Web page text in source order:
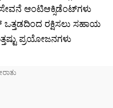
ಆಂಟಿಆಕ್ಸಿಡೆಂಟ್‌ಗಳು
ರಕ್ಷಿಸಲು ಸಹಾಯ
ಪ್ರಯೋಜನಗಳು